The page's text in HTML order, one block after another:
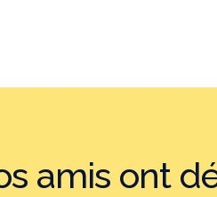
amis ont